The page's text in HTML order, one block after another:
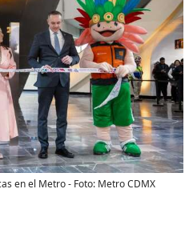
en el Metro- Foto: Metro CDMX